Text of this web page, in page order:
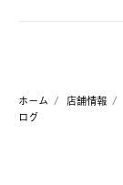
ホーム 店舗情報
ログ